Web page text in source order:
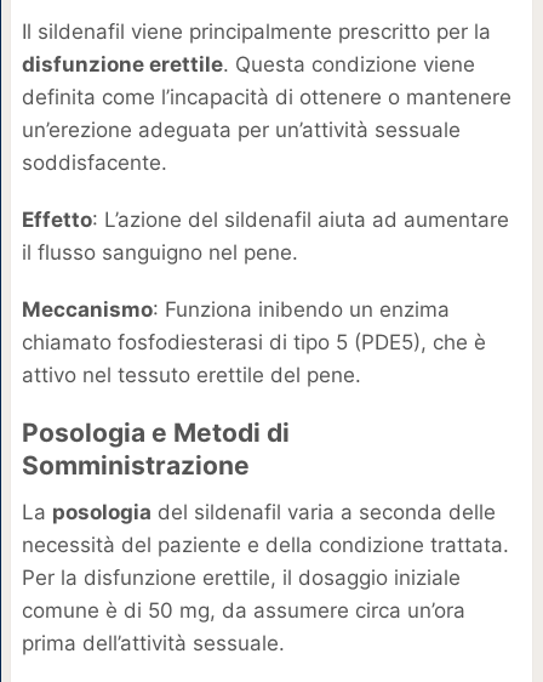
Il sildenafil viene principalmente prescritto per la
disfunzione erettile. Questa condizione viene
definita come l’incapacità di ottenere o mantenere
un’erezione adeguata per un’attività sessuale
soddisfacente.
Effetto: L’azione del sildenafil aiuta ad aumentare
il flusso sanguigno nel pene.
Meccanismo: Funziona inibendo un enzima
chiamato fosfodiesterasi di tipo 5 (PDE5), che è
attivo nel tessuto erettile del pene.
Posologia e Metodi di
Somministrazione
La posologia del sildenafil varia a seconda delle
necessità del paziente e della condizione trattata.
Per la disfunzione erettile, il dosaggio iniziale
comune è di 50 mg, da assumere circa un’ora
prima dell’attività sessuale.